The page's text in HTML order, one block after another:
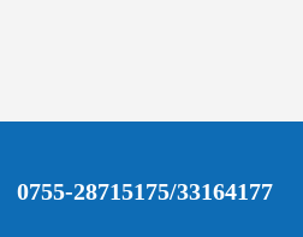
0755-28715175/33164177